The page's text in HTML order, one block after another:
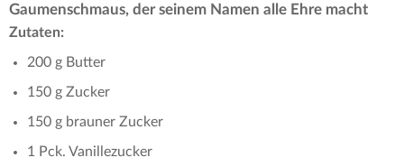
Gaumenschmaus, der seinem Namen alle Ehre macht
Zutaten:
200 g Butter
150 g Zucker
150 g brauner Zucker
1 Pck. Vanillezucker